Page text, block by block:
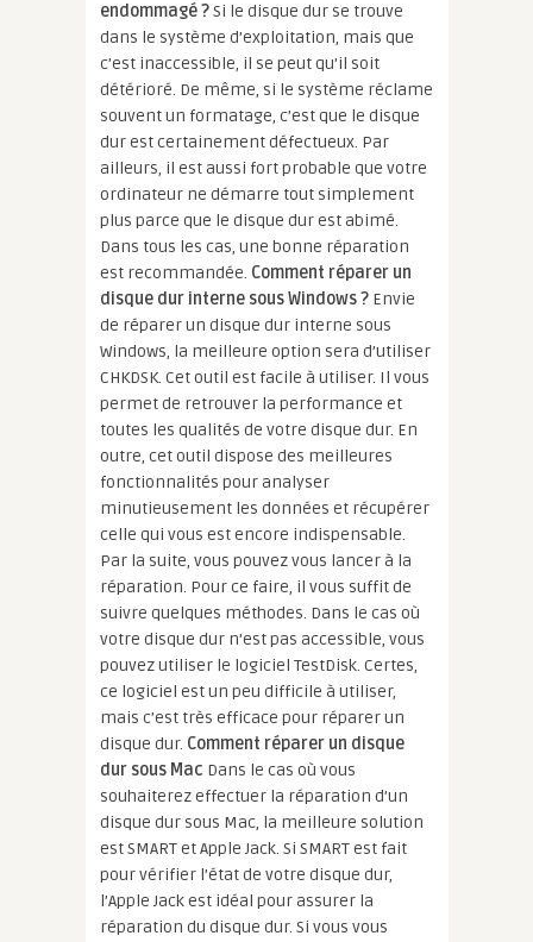
endommagé ?Si le disque dur se trouve
dans le système d’exploitation, mais que
c’est inaccessible, il se peut qu’il soit
détérioré. De même, si le système réclame
souvent un formatage, c’est que le disque
dur est certainement défectueux. Par
ailleurs, il est aussi fort probable que votre
ordinateur ne démarre tout simplement
plus parce que le disque dur est abimé.
Dans tous les cas, une bonne réparation
est recommandée. Comment réparer un
disque dur interne sous Windows ? Envie
de réparer un disque dur interne sous
Windows, la meilleure option sera d’utiliser
CHKDSK. Cet outil est facile à utiliser. Il vous
permet de retrouver la performance et
toutes les qualités de votre disque dur. En
outre, cet outil dispose des meilleures
fonctionnalités pour analyser
minutieusement les données et récupérer
celle qui vous est encore indispensable.
Par la suite, vous pouvez vous lancer à la
réparation. Pour ce faire, il vous suffit de
suivre quelques méthodes. Dans le cas où
votre disque dur n’est pas accessible, vous
pouvez utiliser le logiciel TestDisk. Certes,
ce logiciel est un peu difficile à utiliser,
mais c’est très efficace pour réparer un
disque dur. Comment réparer un disque
dur sous Mac Dans le cas où vous
souhaiterez effectuer la réparation d’un
disque dur sous Mac, la meilleure solution
est SMART et Apple Jack. Si SMART est fait
pour vérifier l’état de votre disque dur,
l’Apple Jack est idéal pour assurer la
réparation du disque dur. Si vous vous